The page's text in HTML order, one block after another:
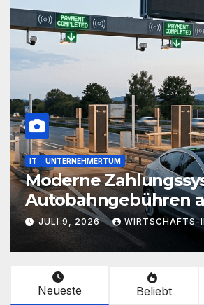
für
als Weg
von INSIGHTS
IT
Wie
den
JUNI
Neueste Beliebt